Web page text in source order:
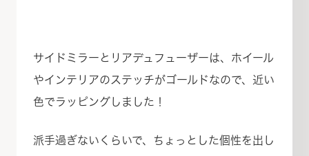
サイドミラーとリアデュフューザーは、ホイール
やインテリアのステッチがゴールドなので、近い
色でラッピングしました！
派手過ぎないくらいで、ちょっとした個性を出し